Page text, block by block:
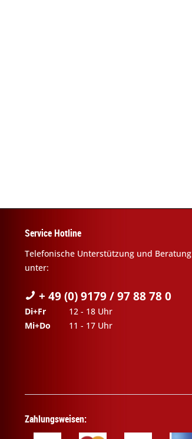
Service Hotline
Telefonische Unterstützung und Beratung
unter:
+ 49 (0) 9179 / 97 88 78 0
Di+Fr
12 - 18 Uhr
Mi+Do
11 - 17 Uhr
Zahlungsweisen: